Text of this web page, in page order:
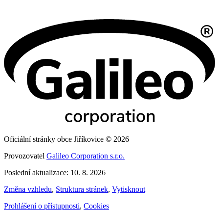
Oficiální stránky obce Jiříkovice © 2026
Provozovatel Galileo Corporation s.r.o.
Poslední aktualizace: 10. 8. 2026
Změna vzhledu, Struktura stránek, Vytisknout
Prohlášení o přístupnosti, Cookies